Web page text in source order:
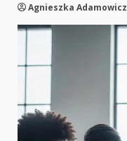
Agnieszka Adamowicz